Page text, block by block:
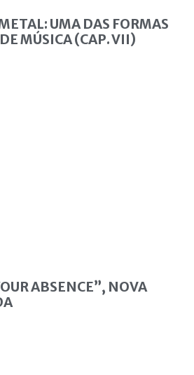
UMA DAS FORMAS
MÚSICA (CAP. VII)
ABSENCE”, NOVA